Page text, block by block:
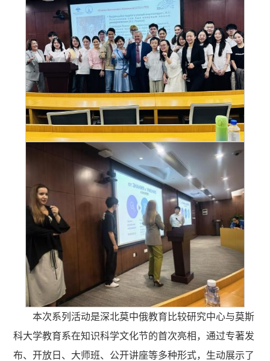
本次系列活动是深北莫中俄教育比较研究中心与莫斯
科大学教育系在知识科学文化节的首次亮相，通过专著发
布、开放日、大师班、公开讲座等多种形式，生动展示了